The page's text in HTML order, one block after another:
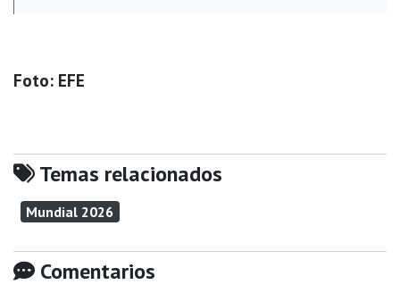
Foto: EFE
Temas relacionados
Mundial 2026
Comentarios